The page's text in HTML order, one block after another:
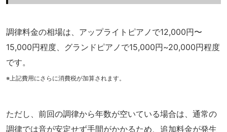
調律料金の相場は、 アップライトピアノで12,000円〜
15,000円程度、 グランドピアノで15,000円~20,000円程度
です。
※上記費用にさらに消費税が加算されます。
ただし、前回の調律から年数が空いている場合は、通常の
調律では音が安定せず手間がかかるため、追加料金が発生